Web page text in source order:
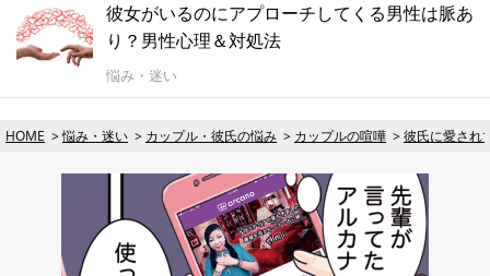
彼女がいるのにアプローチしてくる男性は脈あ
り？男性心理＆対処法
悩み・迷い
HOME 悩み・迷い カップル・彼氏の悩み カップルの喧嘩 彼氏に愛され